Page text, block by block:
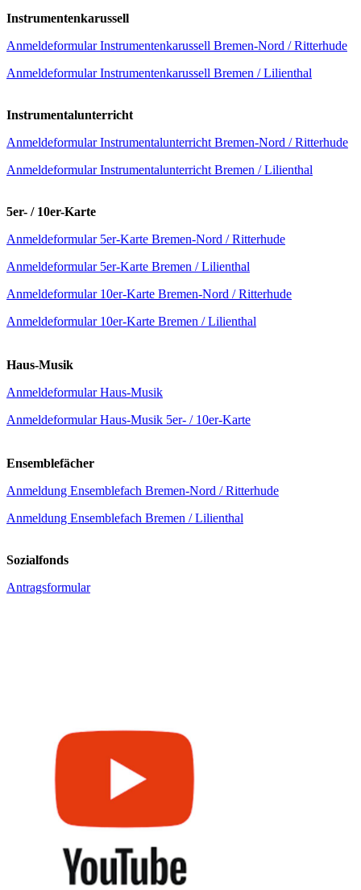
Instrumentenkarussell
Anmeldeformular Instrumentenkarussell Bremen-Nord / Ritterhude
Anmeldeformular Instrumentenkarussell Bremen / Lilienthal
Instrumentalunterricht
Anmeldeformular Instrumentalunterricht Bremen-Nord / Ritterhude
Anmeldeformular Instrumentalunterricht Bremen / Lilienthal
5er- / 10er-Karte
Anmeldeformular 5er-Karte Bremen-Nord / Ritterhude
Anmeldeformular 5er-Karte Bremen / Lilienthal
Anmeldeformular 10er-Karte Bremen-Nord / Ritterhude
Anmeldeformular 10er-Karte Bremen / Lilienthal
Haus-Musik
Anmeldeformular Haus-Musik
Anmeldeformular Haus-Musik 5er- / 10er-Karte
Ensemblefächer
Anmeldung Ensemblefach Bremen-Nord / Ritterhude
Anmeldung Ensemblefach Bremen / Lilienthal
Sozialfonds
Antragsformular